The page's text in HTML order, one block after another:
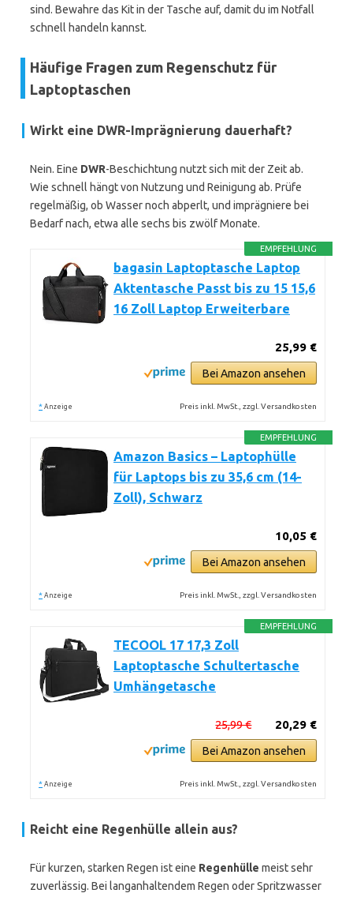
sind. Bewahre das Kit in der Tasche auf, damit du im Notfall
schnell handeln kannst.
Häufige Fragen zum Regenschutz für
Laptoptaschen
Wirkt eine DWR-Imprägnierung dauerhaft?
Nein. Eine DWR-Beschichtung nutzt sich mit der Zeit ab.
Wie schnell hängt von Nutzung und Reinigung ab. Prüfe
regelmäßig, ob Wasser noch abperlt, und imprägniere bei
Bedarf nach, etwa alle sechs bis zwölf Monate.
EMPFEHLUNG
bagasin Laptoptasche Laptop
Aktentasche Passt bis zu 15 15,6
16 Zoll Laptop Erweiterbare
25,99 €
Bei Amazon ansehen
* Anzeige Preis inkl. MwSt., zzgl. Versandkosten
EMPFEHLUNG
Amazon Basics – Laptophülle
für Laptops bis zu 35,6 cm (14-
Zoll), Schwarz
10,05 €
Bei Amazon ansehen
* Anzeige Preis inkl. MwSt., zzgl. Versandkosten
EMPFEHLUNG
TECOOL 17 17,3 Zoll
Laptoptasche Schultertasche
Umhängetasche
20,29 €
25,99 €
Bei Amazon ansehen
* Anzeige Preis inkl. MwSt., zzgl. Versandkosten
Reicht eine Regenhülle allein aus?
Für kurzen, starken Regen ist eine Regenhülle meist sehr
zuverlässig. Bei langanhaltendem Regen oder Spritzwasser